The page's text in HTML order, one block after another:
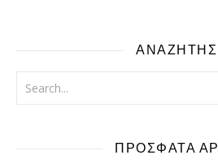
ΠΡΟΣΦΑΤΑ